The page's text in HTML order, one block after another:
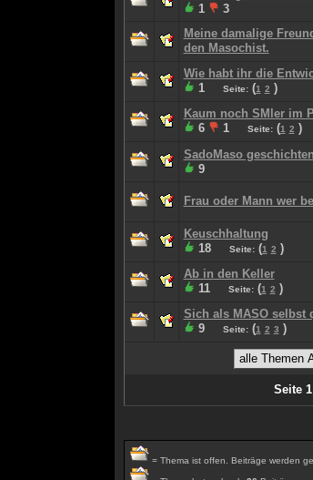
1
3
Meine damalige
den Masochist.
Wie habt ihr die
1
Seite:(1 2 )
Kaum noch SMler im
6
1 Seite:(1 2 )
SadoMaso
9
Frau oder Mann wer
Keuschhaltung
18
Seite:(1 2 )
Ab in den Keller
11
Seite:(1 2 )
Sich als MASO selbst
9
Seite:(1 2 3 )
Seite
= Thema ist offen. Beiträge werden